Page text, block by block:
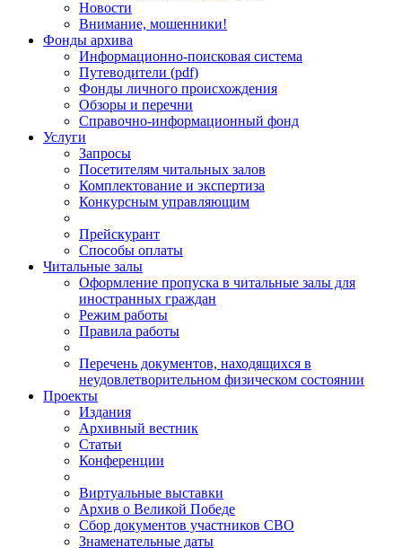
Новости
Внимание, мошенники!
Фонды архива
Информационно-поисковая система
Путеводители (pdf)
Фонды личного происхождения
Обзоры и перечни
Справочно-информационный фонд
Услуги
Запросы
Посетителям читальных залов
Комплектование и экспертиза
Конкурсным управляющим
Прейскурант
Способы оплаты
Читальные залы
Оформление пропуска в читальные залы для
иностранных граждан
Режим работы
Правила работы
Перечень документов, находящихся в
неудовлетворительном физическом состоянии
Проекты
Издания
Архивный вестник
Статьи
Конференции
Виртуальные выставки
Архив о Великой Победе
Сбор документов участников СВО
Знаменательные даты